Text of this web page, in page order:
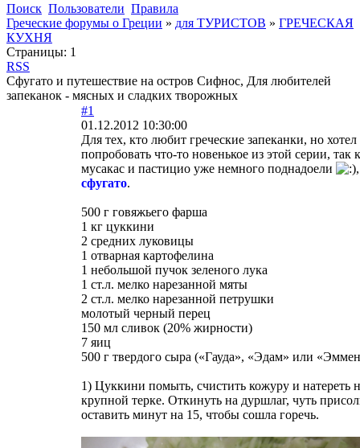
Поиск Пользователи Правила
Греческие форумы о Греции » для ТУРИСТОВ » ГРЕЧЕСКАЯ
КУХНЯ
Страницы: 1
RSS
Сфугато и путешествие на остров Сифнос, Для любителей
запеканок - мясных и сладких творожных
#1
01.12.2012 10:30:00
Для тех, кто любит греческие запеканки, но
попробовать что-то новенькое из этой серии, так
мусакас и пастицио уже немного поднадоели
сфугато.
500 г говяжьего фарша
1 кг цуккини
2 средних луковицы
1 отварная картофелина
1 небольшой пучок зеленого лука
1 ст.л. мелко нарезанной мяты
2 ст.л. мелко нарезанной петрушки
молотый черный перец
150 мл сливок (20% жирности)
7 яиц
500 г твердого сыра («Гауда», «Эдам» или
1) Цуккини помыть, счистить кожуру и натереть
крупной терке. Откинуть на дуршлаг, чуть
оставить минут на 15, чтобы сошла горечь.